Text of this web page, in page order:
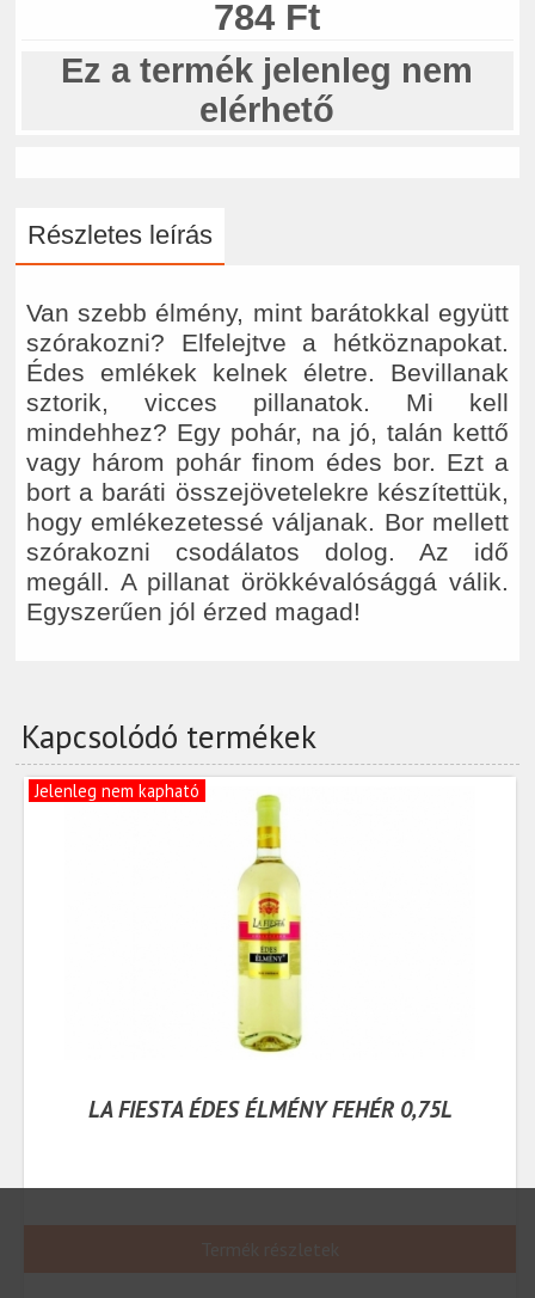
784 Ft
Ez a termék jelenleg nem
elérhető
Részletes leírás
Van szebb élmény, mint barátokkal együtt
szórakozni? Elfelejtve a hétköznapokat.
Édes emlékek kelnek életre. Bevillanak
sztorik, vicces pillanatok. Mi kell
mindehhez? Egy pohár, na jó, talán kettő
vagy három pohár finom édes bor. Ezt a
bort a baráti összejövetelekre készítettük,
hogy emlékezetessé váljanak. Bor mellett
szórakozni csodálatos dolog. Az idő
megáll. A pillanat örökkévalósággá válik.
Egyszerűen jól érzed magad!
Kapcsolódó termékek
Jelenleg nem kapható
LA FIESTA ÉDES ÉLMÉNY FEHÉR 0,75L